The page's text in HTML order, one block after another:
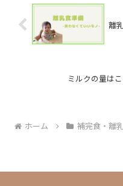
離
ミルクの量は
ホーム 補完食・離